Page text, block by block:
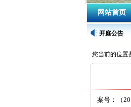
网站首页
开庭公告
·嘉兴市中级人民法院
您当前的位置
案号：（